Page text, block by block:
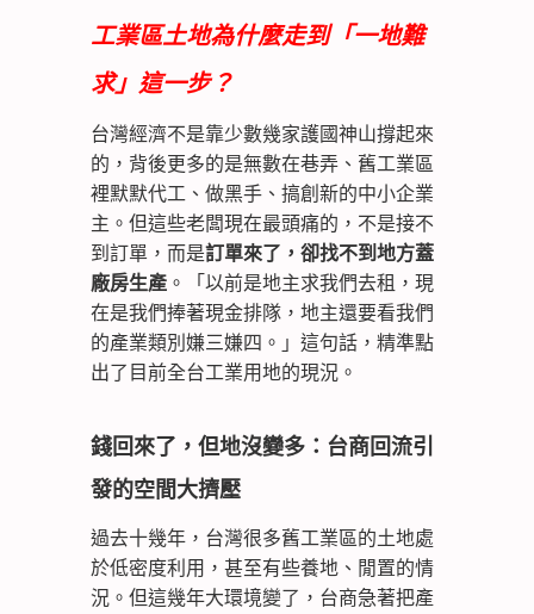
工業區土地為什麼走到「一地難
求」這一步？
台灣經濟不是靠少數幾家護國神山撐起來
的，背後更多的是無數在巷弄、舊工業區
裡默默代工、做黑手、搞創新的中小企業
主。但這些老闆現在最頭痛的，不是接不
到訂單，而是訂單來了，卻找不到地方蓋
廠房生產 。「以前是地主求我們去租，現
在是我們捧著現金排隊，地主還要看我們
的產業類別嫌三嫌四。」這句話，精準點
出了目前全台工業用地的現況。
錢回來了，但地沒變多：台商回流引
發的空間大擠壓
過去十幾年，台灣很多舊工業區的土地處
於低密度利用，甚至有些養地、閒置的情
況。但這幾年大環境變了，台商急著把產